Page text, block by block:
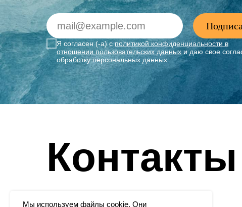
Мы используем файлы cookie. Они
Я согласен (-а) сполитикой конфиденциальности в
отношении пользовательских данных и даю свое
обработку персональных данных
Контакты